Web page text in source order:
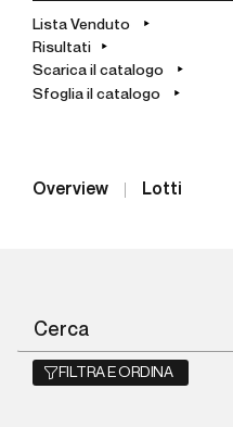
Lista Venduto
Risultati
Scarica il catalogo
Sfoglia il catalogo
Overview Lotti
FILTRA E ORDINA